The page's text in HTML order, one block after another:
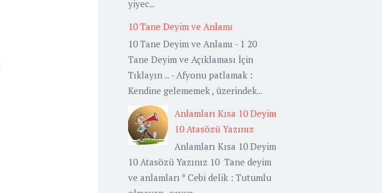
yiyec...
10 Tane Deyim ve Anlamı
10 Tane Deyim ve Anlamı - 1 20
Tane Deyim ve Açıklaması İçin
Tıklayın ... - Afyonu patlamak :
Kendine gelememek , üzerindek...
Anlamları Kısa 10 Deyim
10 Atasözü Yazınız
Anlamları Kısa 10 Deyim
10 Atasözü Yazınız 10 Tane deyim
ve anlamları * Cebi delik : Tutumlu